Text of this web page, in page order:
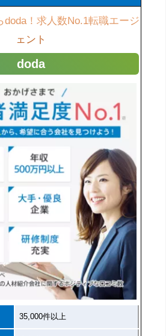
doda！求人数No.1転職エージ
ェント
doda
35,000件以上